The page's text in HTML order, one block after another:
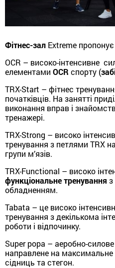
Фітнес-зал Extreme
OCR – високо-інтенсивне
елементами OCR спорту (
TRX-Start – фітнес
початківців. На занятті
виконання вправ і
тренажері.
TRX-Strong – високо
тренування з петлями TRX
групи м’язів.
TRX-Functional – високо
функціональне тренування
обладненням.
Tabata – це високо
тренування з декількома
роботи і відпочинку.
Super popa – аеробно-
направлене на
сідниць та стегон.